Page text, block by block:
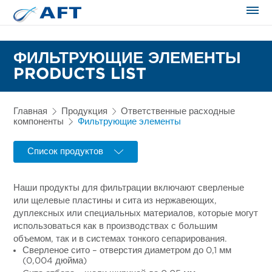
ФИЛЬТРУЮЩИЕ ЭЛЕМЕНТЫ
PRODUCTS LIST
Главная Продукция
Ответственные расходные
компоненты
Фильтрующие элементы
Список продуктов
Наши продукты для фильтрации включают сверленые
или щелевые пластины и сита из нержавеющих,
дуплексных или специальных материалов, которые могут
использоваться как в производствах с большим
объемом, так и в системах тонкого сепарирования.
Сверленое сито – отверстия диаметром до 0,1 мм
(0,004 дюйма)